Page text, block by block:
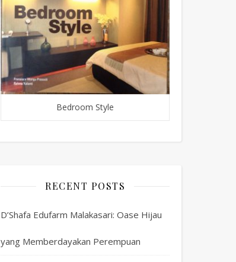
Bedroom Style
RECENT POSTS
D’Shafa Edufarm Malakasari: Oase Hijau
yang Memberdayakan Perempuan